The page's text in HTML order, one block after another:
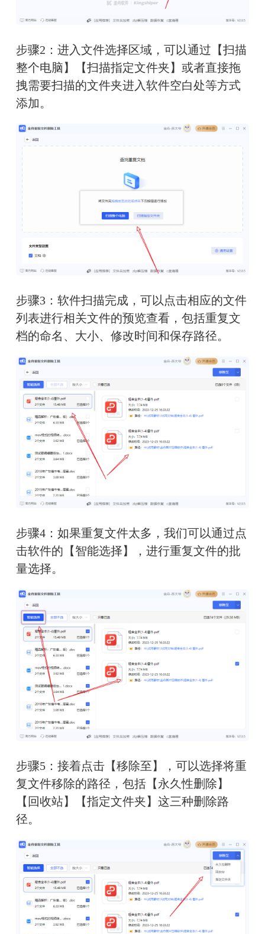
步骤2：进入文件选择区域，可以通过【扫描
整个电脑】【扫描指定文件夹】或者直接拖
拽需要扫描的文件夹进入软件空白处等方式
添加。
步骤3：软件扫描完成，可以点击相应的文件
列表进行相关文件的预览查看，包括重复文
档的命名、大小、修改时间和保存路径。
步骤4：如果重复文件太多，我们可以通过点
击软件的【智能选择】，进行重复文件的批
量选择。
步骤5：接着点击【移除至】，可以选择将重
复文件移除的路径，包括【永久性删除】
【回收站】【指定文件夹】这三种删除路
径。